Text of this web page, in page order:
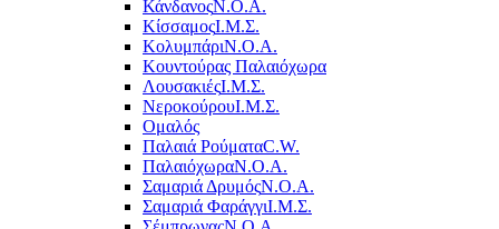
ΚάνδανοςΝ.Ο.Α.
ΚίσσαμοςΙ.Μ.Σ.
ΚολυμπάριΝ.Ο.Α.
Κουντούρας Παλαιόχωρα
ΛουσακιέςΙ.Μ.Σ.
ΝεροκούρουΙ.Μ.Σ.
Ομαλός
Παλαιά ΡούματαC.W.
ΠαλαιόχωραΝ.Ο.Α.
Σαμαριά ΔρυμόςΝ.Ο.Α.
Σαμαριά ΦαράγγιΙ.Μ.Σ.